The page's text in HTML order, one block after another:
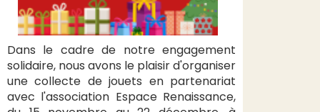
Dans le cadre de notre engagement
solidaire, nous avons le plaisir d'organiser
une collecte de jouets en partenariat
avec l'association Espace Renaissance,